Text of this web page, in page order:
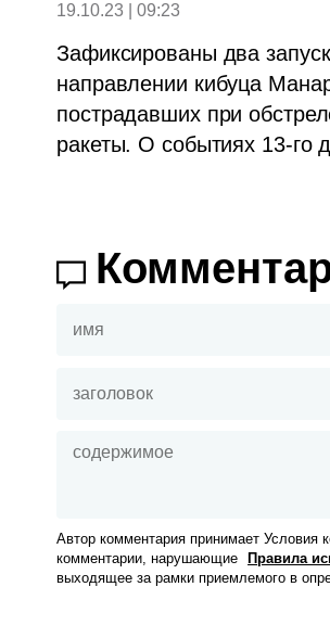
19.10.23 | 09:23
Зафиксированы два
направлении кибуца
пострадавших при
ракеты. О событиях 13-го
Автор комментария принимает Условия
комментарии, нарушающие
Правила
выходящее за рамки приемлемого в